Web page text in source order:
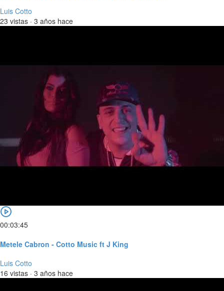
Luis Cotto
23 vistas · 3 años hace
00:03:45
Metele Cabron - Cotto Music ft J King
Luis Cotto
16 vistas · 3 años hace